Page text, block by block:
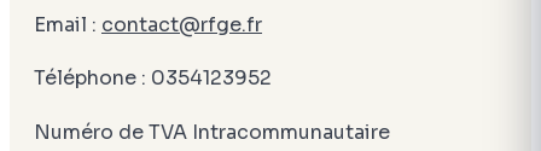
Email : contact@rfge.fr
Téléphone : 0354123952
Numéro de TVA Intracommunautaire